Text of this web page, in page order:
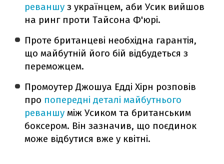
реваншу з українцем, аби Усик вийшов
на ринг проти Тайсона Ф'юрі.
Проте британцеві необхідна гарантія,
що майбутній його бій відбудеться з
переможцем.
Промоутер Джошуа Едді Хірн розповів
про попередні деталі майбутнього
реваншу між Усиком та британським
боксером. Він зазначив, що поєдинок
може відбутися вже у квітні.